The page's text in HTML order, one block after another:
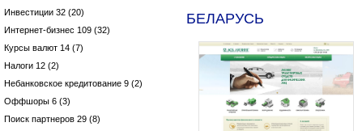
Инвестиции 32 (20)
Интернет-бизнес 109 (32)
Курсы валют 14 (7)
Налоги 12 (2)
Небанковское кредитование 9 (2)
Оффшоры 6 (3)
Поиск партнеров 29 (8)
БЕЛАРУСЬ